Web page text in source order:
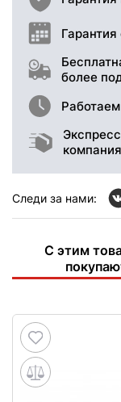
более
Следи за нами:
С этим